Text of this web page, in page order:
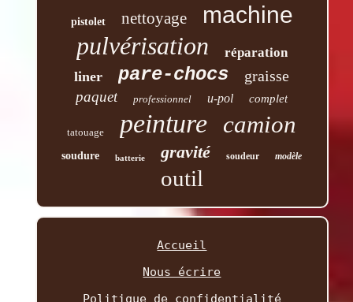
pistolet nettoyage machine
pulvérisation réparation
liner pare-chocs graisse
paquet professionnel u-pol complet
tatouage peinture camion
soudure batterie gravité soudeur modèle
outil
Accueil
Nous écrire
Politique de confidentialité